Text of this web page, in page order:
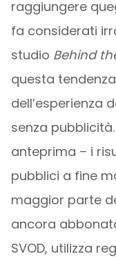
raggiungere
fa considerati
studio Behind
questa
dell’esperienza
senza
anteprima – i
pubblici a fine
maggior parte
ancora
SVOD, utilizza